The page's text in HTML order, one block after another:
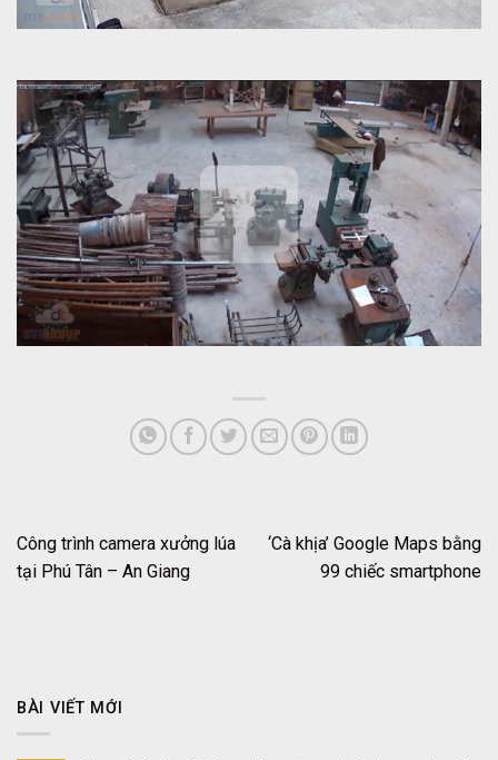
Công trình camera xưởng lúa
tại Phú Tân – An Giang
‘Cà khịa’ Google Maps bằng
99 chiếc smartphone
BÀI VIẾT MỚI